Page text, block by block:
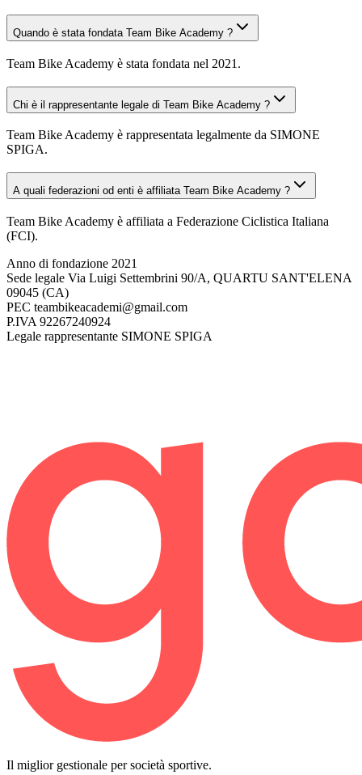
Quando è stata fondata Team Bike Academy ?
Team Bike Academy è stata fondata nel 2021.
Chi è il rappresentante legale di Team Bike Academy ?
Team Bike Academy è rappresentata legalmente da SIMONE
SPIGA.
A quali federazioni od enti è affiliata Team Bike Academy ?
Team Bike Academy è affiliata a Federazione Ciclistica Italiana
(FCI).
Anno di fondazione 2021
Sede legale Via Luigi Settembrini 90/A, QUARTU SANT'ELENA
09045 (CA)
PEC teambikeacademi@gmail.com
P.IVA 92267240924
Legale rappresentante SIMONE SPIGA
Il miglior gestionale per società sportive.